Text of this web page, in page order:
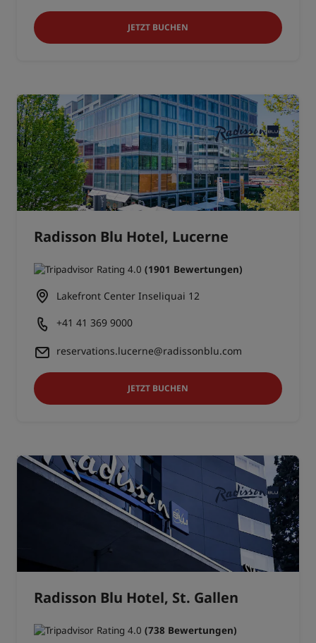
JETZT BUCHEN
Radisson Blu Hotel, Lucerne
(1901 Bewertungen)
Lakefront Center Inseliquai 12
+41 41 369 9000
reservations.lucerne@radissonblu.com
JETZT BUCHEN
Radisson Blu Hotel, St. Gallen
(738 Bewertungen)